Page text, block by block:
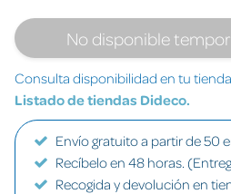
No disponible
Consulta disponibilidad en tu
Listado de tiendas Dideco.
Envío gratuito a partir de 50
Recíbelo en 48 horas.
Recogida y devolución en